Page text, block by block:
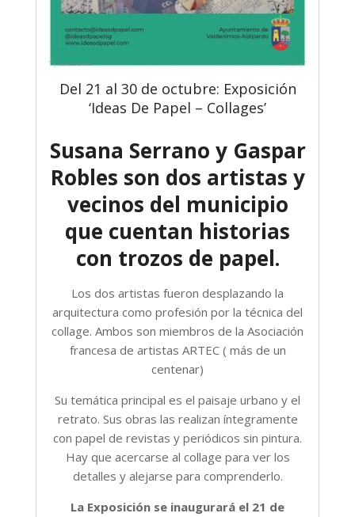
Del 21 al 30 de octubre: Exposición
‘Ideas De Papel – Collages’
Susana Serrano y Gaspar
Robles son dos artistas y
vecinos del municipio
que cuentan historias
con trozos de papel.
Los dos artistas fueron desplazando la
arquitectura como profesión por la técnica del
collage. Ambos son miembros de la Asociación
francesa de artistas ARTEC ( más de un
centenar)
Su temática principal es el paisaje urbano y el
retrato. Sus obras las realizan íntegramente
con papel de revistas y periódicos sin pintura.
Hay que acercarse al collage para ver los
detalles y alejarse para comprenderlo.
La Exposición se inaugurará el 21 de